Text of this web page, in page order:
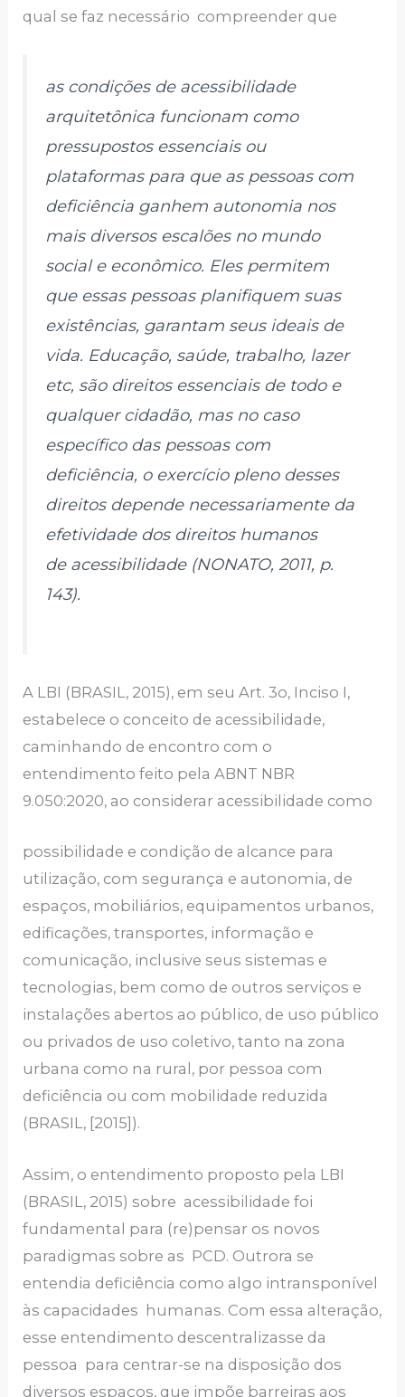
qual se faz necessário compreender que
as condições de acessibilidade
arquitetônica funcionam como
pressupostos essenciais ou
plataformas para que as pessoas com
deficiência ganhem autonomia nos
mais diversos escalões no mundo
social e econômico. Eles permitem
que essas pessoas planifiquem suas
existências, garantam seus ideais de
vida. Educação, saúde, trabalho, lazer
etc, são direitos essenciais de todo e
qualquer cidadão, mas no caso
específico das pessoas com
deficiência, o exercício pleno desses
direitos depende necessariamente da
efetividade dos direitos humanos
de acessibilidade (NONATO, 2011, p.
143).
A LBI (BRASIL, 2015), em seu Art. 3o, Inciso I,
estabelece o conceito de acessibilidade,
caminhando de encontro com o
entendimento feito pela ABNT NBR
9.050:2020, ao considerar acessibilidade como
possibilidade e condição de alcance para
utilização, com segurança e autonomia, de
espaços, mobiliários, equipamentos urbanos,
edificações, transportes, informação e
comunicação, inclusive seus sistemas e
tecnologias, bem como de outros serviços e
instalações abertos ao público, de uso público
ou privados de uso coletivo, tanto na zona
urbana como na rural, por pessoa com
deficiência ou com mobilidade reduzida
(BRASIL, [2015]).
Assim, o entendimento proposto pela LBI
(BRASIL, 2015) sobre acessibilidade foi
fundamental para (re)pensar os novos
paradigmas sobre as PCD. Outrora se
entendia deficiência como algo intransponível
às capacidades humanas. Com essa alteração,
esse entendimento descentralizasse da
pessoa para centrar-se na disposição dos
diversos espaços, que impõe barreiras aos